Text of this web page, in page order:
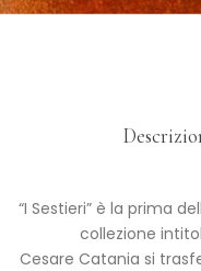
“I Sestieri” è la prima
collezione
Cesare Catania si